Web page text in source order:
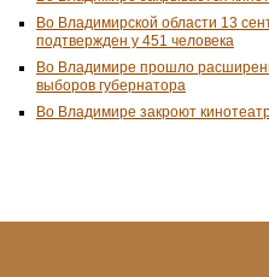
Во Владимирской области 13
подтвержден у 451 человека
Во Владимире прошло
выборов губернатора
Во Владимире закроют